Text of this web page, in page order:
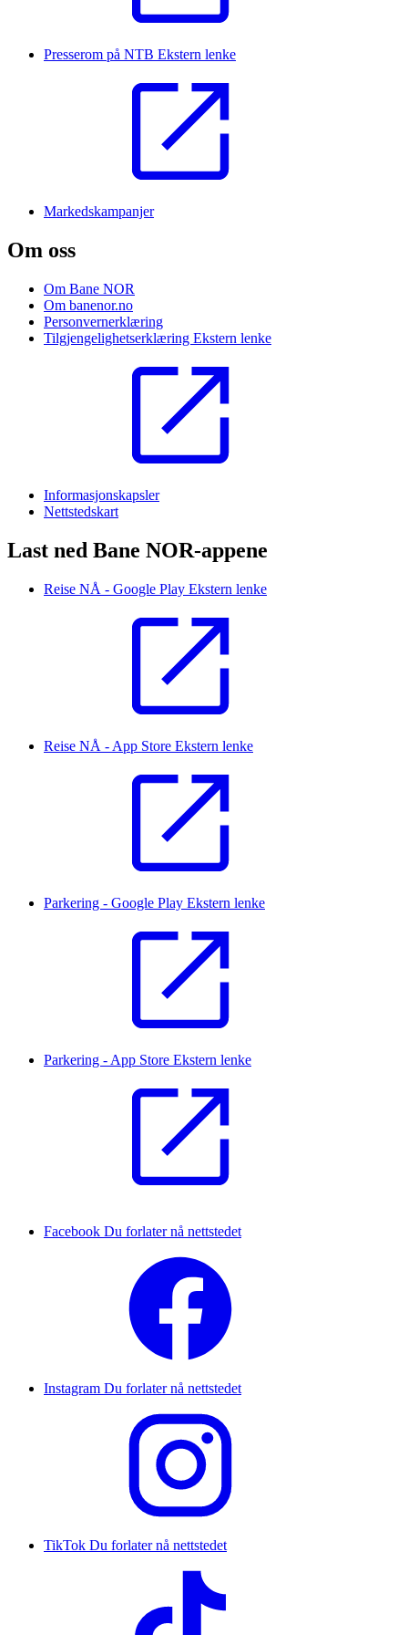
Presserom på NTB Ekstern lenke
Markedskampanjer
Om oss
Om Bane NOR
Om banenor.no
Personvernerklæring
Tilgjengelighetserklæring Ekstern lenke
Informasjonskapsler
Nettstedskart
Last ned Bane NOR-appene
Reise NÅ - Google Play Ekstern lenke
Reise NÅ - App Store Ekstern lenke
Parkering - Google Play Ekstern lenke
Parkering - App Store Ekstern lenke
Facebook Du forlater nå nettstedet
Instagram Du forlater nå nettstedet
TikTok Du forlater nå nettstedet